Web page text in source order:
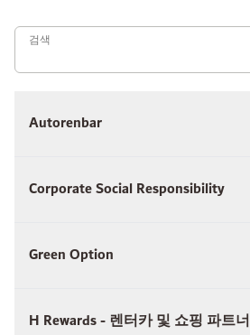
검색
검색
Autorenbar
Corporate Social Responsibility
Green Option
H Rewards - 렌터카 및 쇼핑 파트너